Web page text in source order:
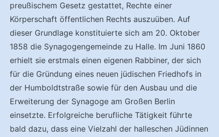
preußischem Gesetz gestattet, Rechte einer
Körperschaft öffentlichen Rechts auszuüben. Auf
dieser Grundlage konstituierte sich am 20. Oktober
1858 die Synagogengemeinde zu Halle. Im Juni 1860
erhielt sie erstmals einen eigenen Rabbiner, der sich
für die Gründung eines neuen jüdischen Friedhofs in
der Humboldtstraße sowie für den Ausbau und die
Erweiterung der Synagoge am Großen Berlin
einsetzte. Erfolgreiche berufliche Tätigkeit führte
bald dazu, dass eine Vielzahl der halleschen Jüdinnen